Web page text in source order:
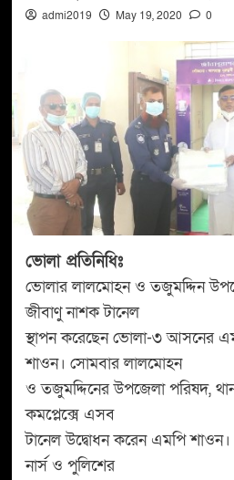
admi2019 May 19, 2020 0
ভোলা প্রতিনিধিঃ
ভোলার লালমোহন ও তজুমদ্দিন
জীবাণু নাশক টানেল
স্থাপন করেছেন ভোলা-৩ আসনের
শাওন। সোমবার লালমোহন
ও তজুমদ্দিনের উপজেলা পরিষদ,
কমপ্লেক্সে এসব
টানেল উদ্বোধন করেন এমপি শাওন।
নার্স ও পুলিশের